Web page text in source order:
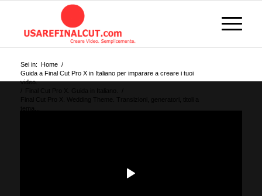
Sei in: Home /
Guida a Final Cut Pro X in Italiano per imparare a creare i tuoi
video.